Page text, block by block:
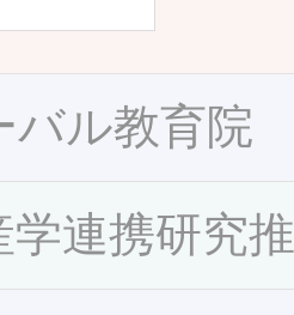
バル教育院
学連携研究